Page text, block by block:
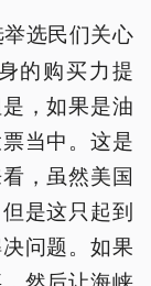
选民们关心
的购买力提
，如果是油
当中。这是
，虽然美国
是这只起到
问题。如果
然后让海峡